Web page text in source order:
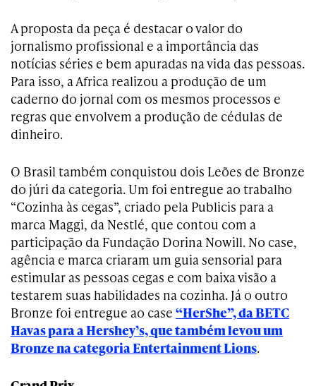
A proposta da peça é destacar o valor do
jornalismo profissional e a importância das
notícias séries e bem apuradas na vida das pessoas.
Para isso, a Africa realizou a produção de um
caderno do jornal com os mesmos processos e
regras que envolvem a produção de cédulas de
dinheiro.
O Brasil também conquistou dois Leões de Bronze
do júri da categoria. Um foi entregue ao trabalho
“Cozinha às cegas”, criado pela Publicis para a
marca Maggi, da Nestlé, que contou com a
participação da Fundação Dorina Nowill. No case,
agência e marca criaram um guia sensorial para
estimular as pessoas cegas e com baixa visão a
testarem suas habilidades na cozinha. Já o outro
Bronze foi entregue ao case “HerShe”, da BETC
Havas para a Hershey’s, que também levou um
Bronze na categoria Entertainment Lions.